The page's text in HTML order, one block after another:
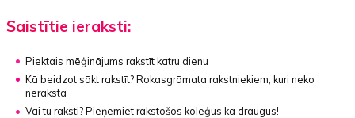
Saistītie ieraksti:
Piektais mēģinājums rakstīt katru dienu
Kā beidzot sākt rakstīt?Rokasgrāmata rakstniekiem, kuri neko
neraksta
Vai tu raksti? Pieņemiet rakstošos kolēģus kā draugus!